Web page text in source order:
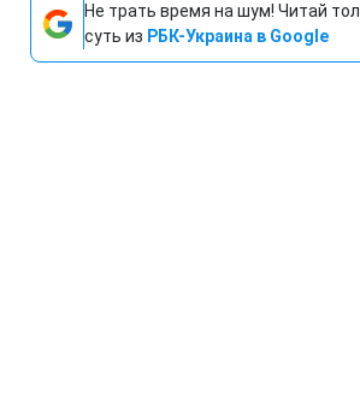
Не трать время на шум! Читай
суть из РБК-Украина в Google